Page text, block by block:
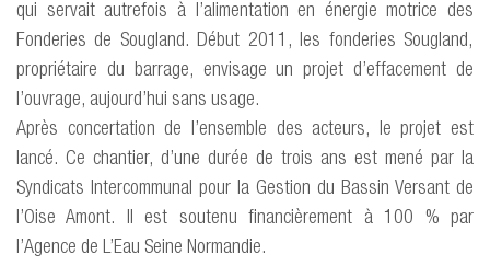
qui servait autrefois à l’alimentation en énergie motrice des
Fonderies de Sougland. Début 2011, les fonderies Sougland,
propriétaire du barrage, envisage un projet d’effacement de
l’ouvrage, aujourd’hui sans usage.
Après concertation de l’ensemble des acteurs, le projet est
lancé. Ce chantier, d’une durée de trois ans est mené par la
Syndicats Intercommunal pour la Gestion du Bassin Versant de
l’Oise Amont. Il est soutenu financièrement à 100 % par
l’Agence de L’Eau Seine Normandie.